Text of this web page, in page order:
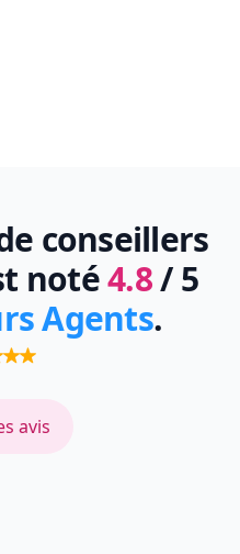
conseillers
noté4.8/ 5
Agents.
avis